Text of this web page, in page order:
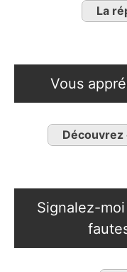
La
Vous
Signalez-